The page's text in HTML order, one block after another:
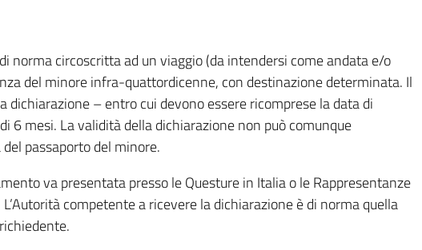
norma circoscritta ad un viaggio (da intendersi come andata e/o
del minore infra-quattordicenne, con destinazione determinata. Il
– entro cui devono essere ricomprese la data di
6 mesi. La validità della dichiarazione non può comunque
passaporto del minore.
va presentata presso le Questure in Italia o le Rappresentanze
competente a ricevere la dichiarazione è di norma quella